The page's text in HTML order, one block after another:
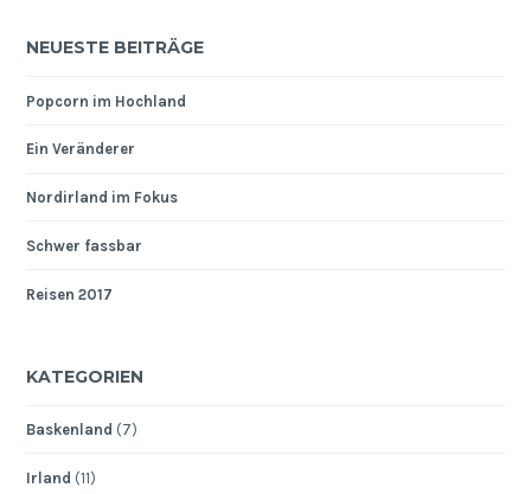
NEUESTE BEITRÄGE
Popcorn im Hochland
Ein Veränderer
Nordirland im Fokus
Schwer fassbar
Reisen 2017
KATEGORIEN
Baskenland (7)
Irland (11)